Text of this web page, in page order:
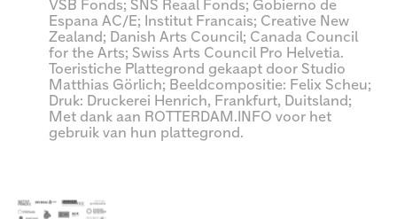
VSB Fonds; SNS Reaal Fonds; Gobierno de
Espana AC/E; Institut Francais; Creative New
Zealand; Danish Arts Council; Canada Council
for the Arts; Swiss Arts Council Pro Helvetia.
Toeristiche Plattegrond gekaapt door Studio
Matthias Görlich; Beeldcompositie: Felix Scheu;
Druk: Druckerei Henrich, Frankfurt, Duitsland;
Met dank aan ROTTERDAM.INFO voor het
gebruik van hun plattegrond.